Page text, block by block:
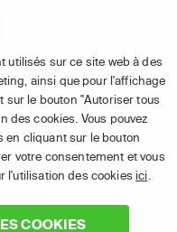
utilisés sur ce site web à des
ainsi que pour l'affichage
sur le bouton "Autoriser tous
des cookies. Vous pouvez
en cliquant sur le bouton
votre consentement et vous
l'utilisation des cookies ici
COOKIES
APP TV Basic.
hors promotion, hors frais
et hors frais d'installation.
disposant de cette